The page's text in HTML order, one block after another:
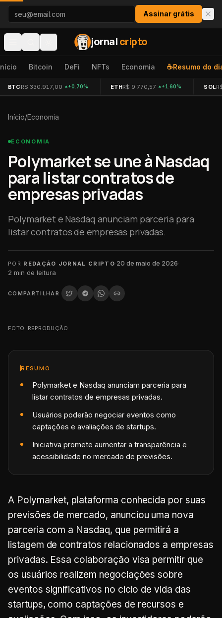
Pular para o conteúdo
Assinar grátis
jornalcripto
Bitcoin DeFi NFTs Economia ☕Resumo do
BTC R$ 330.917,00 +0.70% ETHR$ 9.770,57 +1.60% SOL
Início/Economia
ECONOMIA
Polymarket se une à Nasdaq
para listar contratos de
empresas privadas
Polymarket e Nasdaq anunciam parceria para
listar contratos de empresas privadas.
POR REDAÇÃO JORNAL CRIPTO·20 de maio de 2026·
2 min de leitura
COMPARTILHAR
FOTO: REPRODUÇÃO
RESUMO
Polymarket e Nasdaq anunciam parceria para
listar contratos de empresas privadas.
Usuários poderão negociar eventos como
captações e avaliações de startups.
Iniciativa promete aumentar a transparência e
acessibilidade no mercado de previsões.
A Polymarket, plataforma conhecida por suas
previsões de mercado, anunciou uma nova
parceria com a Nasdaq, que permitirá a
listagem de contratos relacionados a empresas
privadas. Essa colaboração visa permitir que
os usuários realizem negociações sobre
eventos significativos no ciclo de vida das
startups, como captações de recursos e